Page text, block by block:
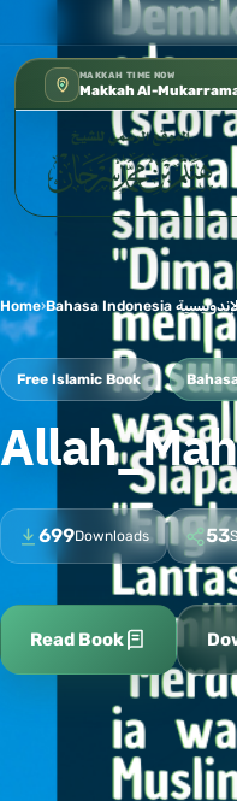
MAKKAH TIME NOW
Makkah Al-
Home› Bahasa Indonesia الإندونيسية
Free Islamic Book
699Downloads 53
Read Book